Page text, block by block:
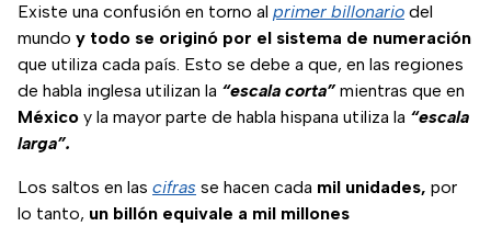
Existe una confusión en torno al primer billonario del
mundo y todo se originó por el sistema de numeración
que utiliza cada país. Esto se debe a que, en las regiones
de habla inglesa utilizan la “escala corta”mientras que en
México y la mayor parte de habla hispana utiliza la “escala
larga”.
Los saltos en las cifras se hacen cada mil unidades, por
lo tanto, un billón equivale a mil millones